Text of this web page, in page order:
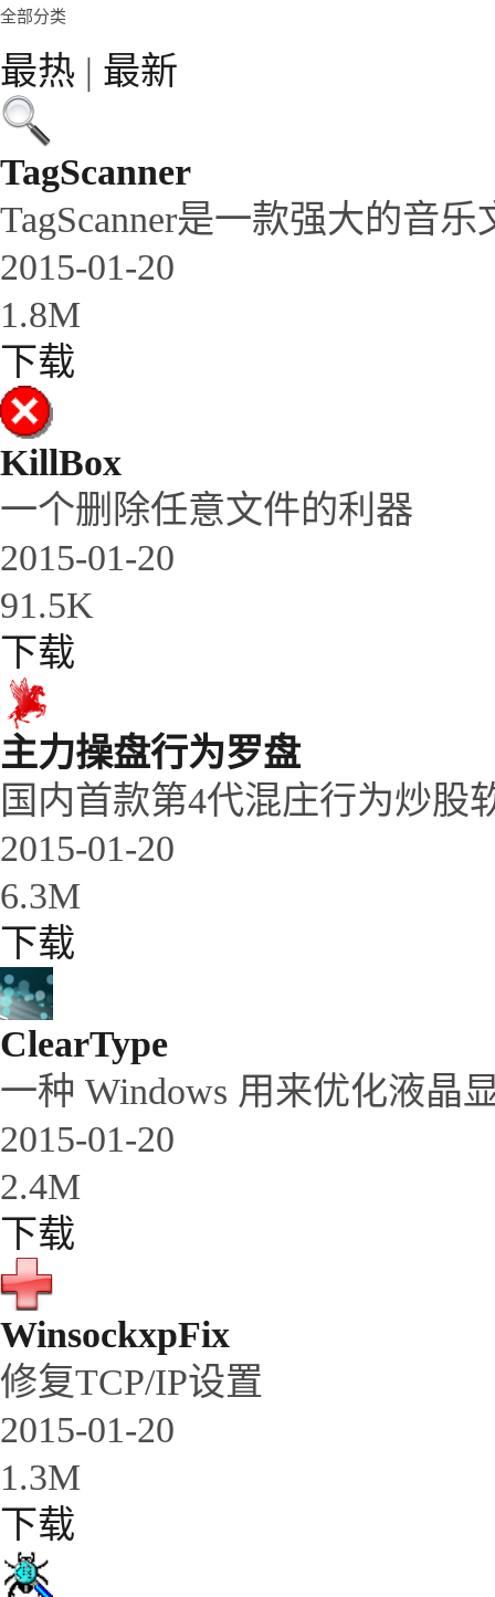
全部分类
最热 | 最新
TagScanner
TagScanner是一款强大的音
2015-01-20
1.8M
下载
KillBox
一个删除任意文件的利器
2015-01-20
91.5K
下载
主力操盘行为罗盘
国内首款第4代混庄行为炒股
2015-01-20
6.3M
下载
ClearType
一种 Windows 用来优化液晶
2015-01-20
2.4M
下载
WinsockxpFix
修复TCP/IP设置
2015-01-20
1.3M
下载